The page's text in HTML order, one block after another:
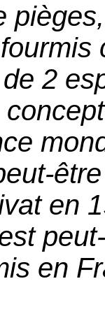
2
en
en